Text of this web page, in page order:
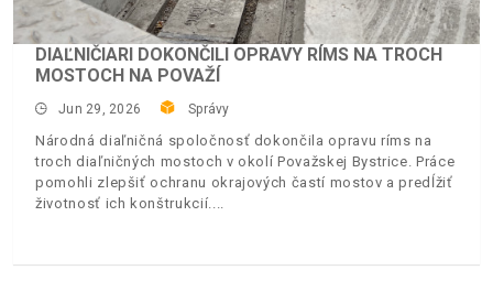
DIAĽNIČIARI DOKONČILI OPRAVY RÍMS NA TROCH
MOSTOCH NA POVAŽÍ
Jun 29, 2026 Správy
Národná diaľničná spoločnosť dokončila opravu ríms na
troch diaľničných mostoch v okolí Považskej Bystrice. Práce
pomohli zlepšiť ochranu okrajových častí mostov a predĺžiť
životnosť ich konštrukcií.